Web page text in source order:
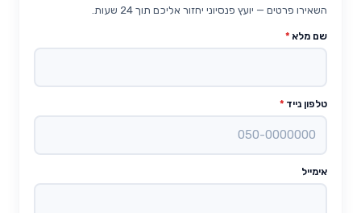
השאירו פרטים — יועץ פנסיוני יחזור אליכם תוך 24 שעות.
שם מלא *
טלפון נייד *
אימייל